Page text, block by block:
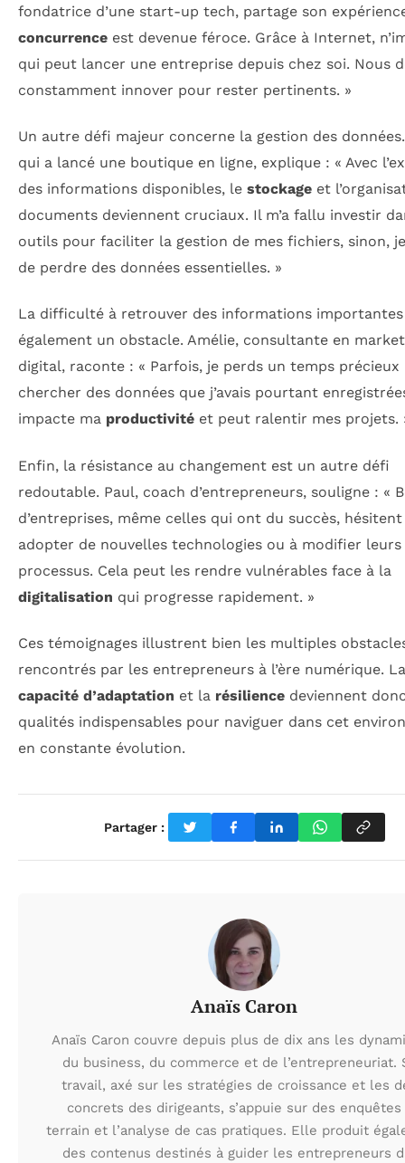
fondatrice d’une start-up tech, partage son
concurrence est devenue féroce. Grâce à Internet,
qui peut lancer une entreprise depuis chez soi. Nous
constamment innover pour rester pertinents. »
Un autre défi majeur concerne la gestion des
qui a lancé une boutique en ligne, explique : « Avec
des informations disponibles, le stockage et
documents deviennent cruciaux. Il m’a fallu investir
outils pour faciliter la gestion de mes fichiers, sinon,
de perdre des données essentielles. »
La difficulté à retrouver des informations
également un obstacle. Amélie, consultante en
digital, raconte : « Parfois, je perds un temps précieux
chercher des données que j’avais pourtant
impacte ma productivité et peut ralentir mes projets.
Enfin, la résistance au changement est un autre défi
redoutable. Paul, coach d’entrepreneurs, souligne : «
d’entreprises, même celles qui ont du succès, hésitent
adopter de nouvelles technologies ou à modifier leurs
processus. Cela peut les rendre vulnérables face à la
digitalisation qui progresse rapidement. »
Ces témoignages illustrent bien les multiples
rencontrés par les entrepreneurs à l’ère numérique. La
capacité d’adaptation et la résilience deviennent
qualités indispensables pour naviguer dans cet
en constante évolution.
Partager :
Anaïs Caron
Anaïs Caron couvre depuis plus de dix ans les
du business, du commerce et de l’entrepreneuriat.
travail, axé sur les stratégies de croissance et les
concrets des dirigeants, s’appuie sur des enquêtes
terrain et l’analyse de cas pratiques. Elle produit
des contenus destinés à guider les entrepreneurs